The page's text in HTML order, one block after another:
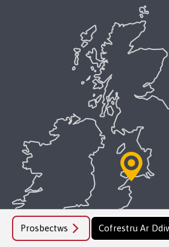
Prosbectws Cofrestru Ar